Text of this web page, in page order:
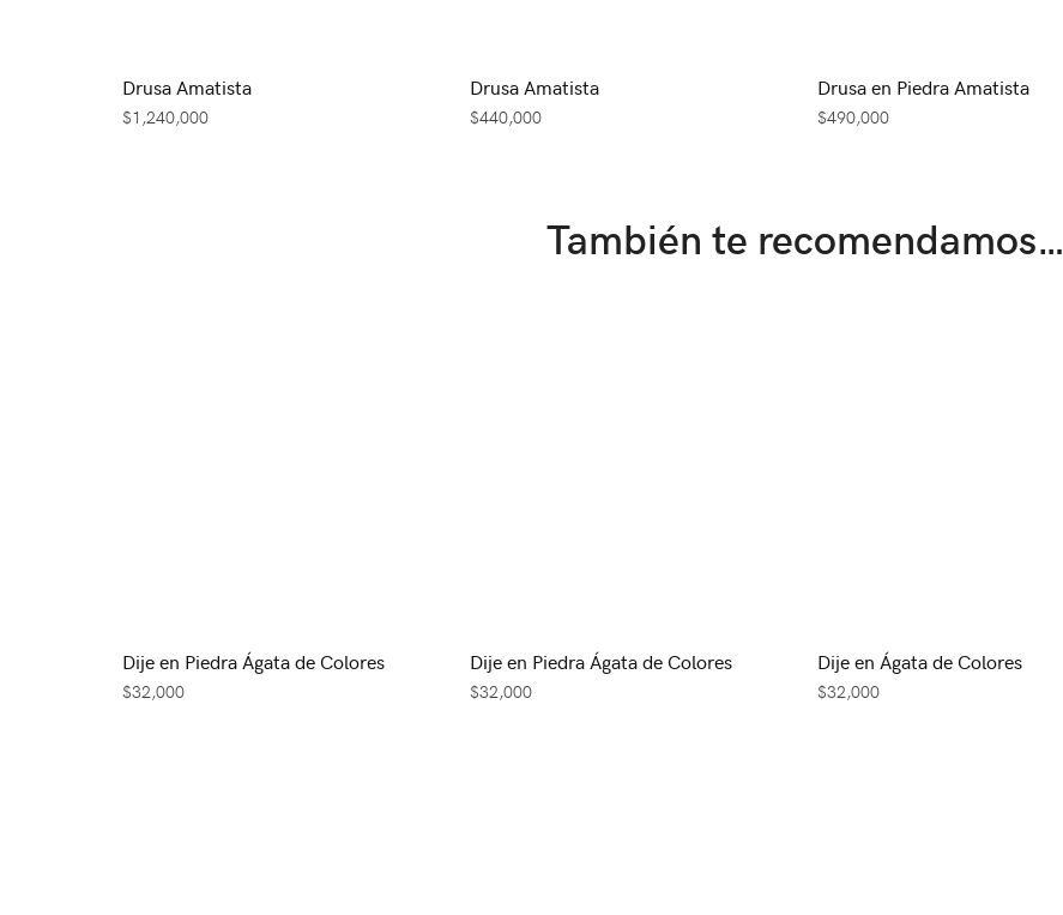
Drusa Amatista
$1,240,000
Drusa Amatista
$440,000
Drusa en Piedra Amatista
$490,000
También te recomendamos…
Dije en Piedra Ágata de Colores
$32,000
Dije en Piedra Ágata de Colores
$32,000
Dije en Ágata de Colores
$32,000